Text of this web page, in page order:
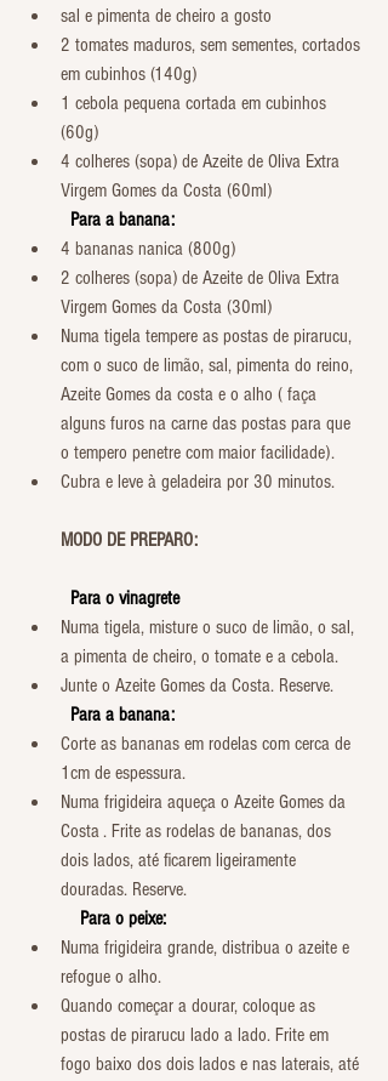
sal e pimenta de cheiro a gosto
2 tomates maduros, sem sementes, cortados
em cubinhos (140g)
1 cebola pequena cortada em cubinhos
(60g)
4 colheres (sopa) de Azeite de Oliva Extra
Virgem Gomes da Costa (60ml)
          Para a banana:
4 bananas nanica (800g)
2 colheres (sopa) de Azeite de Oliva Extra
Virgem Gomes da Costa (30ml)
Numa tigela tempere as postas de pirarucu,
com o suco de limão, sal, pimenta do reino,
Azeite Gomes da costa e o alho ( faça
alguns furos na carne das postas para que
o tempero penetre com maior facilidade).
Cubra e leve à geladeira por 30 minutos.
        MODO DE PREPARO:
  Para o vinagrete
Numa tigela, misture o suco de limão, o sal,
a pimenta de cheiro, o tomate e a cebola.
Junte o Azeite Gomes da Costa. Reserve.
     Para a banana:
Corte as bananas em rodelas com cerca de
1cm de espessura.
Numa frigideira aqueça o Azeite Gomes da
Costa . Frite as rodelas de bananas, dos
dois lados, até ficarem ligeiramente
douradas. Reserve.
       Para o peixe:
Numa frigideira grande, distribua o azeite e
refogue o alho.
Quando começar a dourar, coloque as
postas de pirarucu lado a lado. Frite em
fogo baixo dos dois lados e nas laterais, até